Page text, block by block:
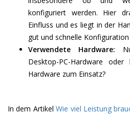
konfiguriert werden. Hier
Einfluss und es liegt in der
gut und schnelle
Verwendete Hardware:
Desktop-PC-Hardware
Hardware zum Einsatz?
In dem ArtikelWie viel Leistung